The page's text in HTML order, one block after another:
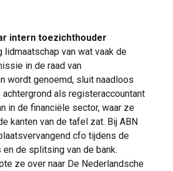
intern toezichthouder
lidmaatschap van wat vaak de
in de raad van
wordt genoemd, sluit naadloos
achtergrond als registeraccountant
in de financiële sector, waar ze
kanten van de tafel zat. Bij ABN
cfo tijdens de
de splitsing van de bank.
ze over naar De Nederlandsche